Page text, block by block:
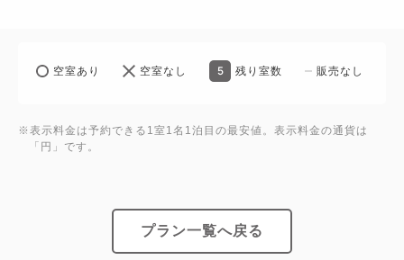
空室あり 空室なし 5 残り室数 販売なし
※表示料金は予約できる1室1名1泊目の最安値。表示料金の通貨は
「円」です。
プラン一覧へ戻る